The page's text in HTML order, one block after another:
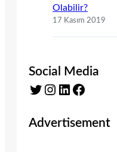
Olabilir?
17 Kasım 2019
Social Media
Twitter Instagram LinkedIn Facebook
Advertisement